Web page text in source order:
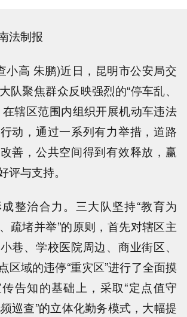
法制报
小高 朱鹏)近日，昆明市公安局交
队聚焦群众反映强烈的“停车乱、
在辖区范围内组织开展机动车违法
动，通过一系列有力举措，道路
善，公共空间得到有效释放，赢
评与支持。
整治合力。三大队坚持“教育为
疏堵并举”的原则，首先对辖区主
巷、学校医院周边、商业街区、
区域的违停“重灾区”进行了全面摸
告知的基础上，采取“定点值守
巡查”的立体化勤务模式，大幅提